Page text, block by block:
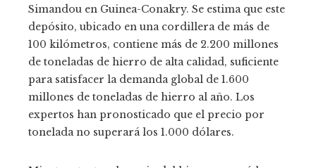
Simandou en Guinea-Conakry. Se estima que este
depósito, ubicado en una cordillera de más de
100 kilómetros, contiene más de 2.200 millones
de toneladas de hierro de alta calidad, suficiente
para satisfacer la demanda global de 1.600
millones de toneladas de hierro al año. Los
expertos han pronosticado que el precio por
tonelada no superará los 1.000 dólares.